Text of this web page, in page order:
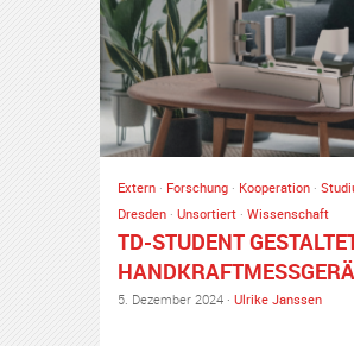
Extern · Forschung · Kooperation ·
Dresden · Unsortiert · Wissenschaft
TD-STUDENT
5. Dezember 2024 · Ulrike Janssen